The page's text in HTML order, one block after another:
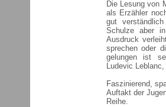
Die Lesung von
als Erzähler
gut
Schulze aber
Ausdruck
sprechen oder
gelungen ist
Ludevic
Faszinierend,
Auftakt der
Reihe.